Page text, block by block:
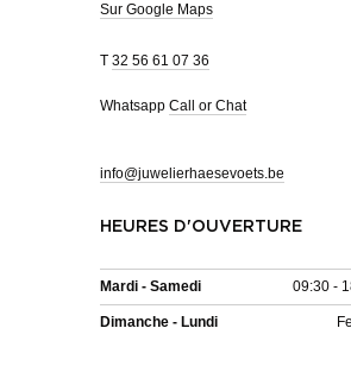
Sur Google Maps
T 32 56 61 07 36
Whatsapp Call or Chat
info@juwelierhaesevoets.be
HEURES D'OUVERTURE
Mardi - Samedi 09:30 -
Dimanche - Lundi